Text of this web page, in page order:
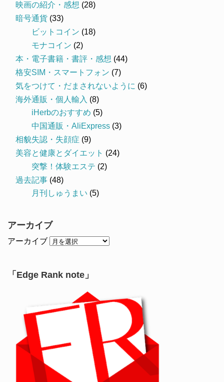
映画の紹介・感想 (28)
暗号通貨 (33)
ビットコイン (18)
モナコイン (2)
本・電子書籍・書評・感想 (44)
格安SIM・スマートフォン (7)
気をつけて・だまされないように (6)
海外通販・個人輸入 (8)
iHerbのおすすめ (5)
中国通販・AliExpress (3)
相貌失認・失顔症 (9)
美容と健康とダイエット (24)
突撃！体験エステ (2)
過去記事 (48)
月刊しゅうまい (5)
アーカイブ
アーカイブ
「Edge Rank note」